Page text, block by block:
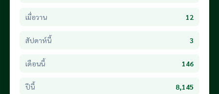
เมื่อวาน 12
สัปดาห์นี้ 3
เดือนนี้ 146
ปีนี้ 8,145